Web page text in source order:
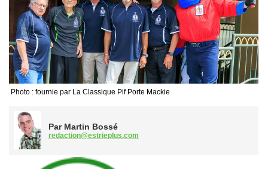
Photo : fournie par La Classique Pif Porte Mackie
Par Martin Bossé
redaction@estrieplus.com